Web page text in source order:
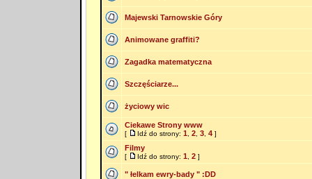
Majewski Tarnowskie Góry
Animowane graffiti?
Zagadka matematyczna
Szczęściarze...
życiowy wic
Ciekawe Strony www
[ Idź do strony: 1, 2, 3, 4]
Filmy
[ Idź do strony: 1, 2]
" łelkam ewry-bady " :DD